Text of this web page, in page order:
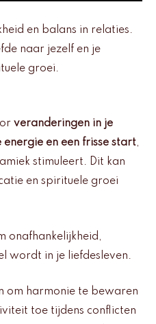
en balans in relaties.
naar jezelf en je
groei.
veranderingen in je
energie en een frisse start,
stimuleert. Dit kan
en spirituele groei
onafhankelijkheid,
wordt in je liefdesleven.
om harmonie te bewaren
toe tijdens conflicten